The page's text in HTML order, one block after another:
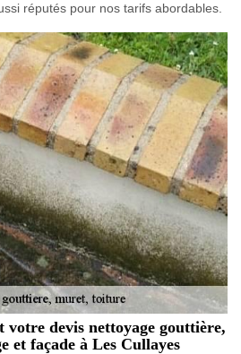
réputés pour nos tarifs abordables.
votre devis nettoyage gouttière,
et façade à Les Cullayes